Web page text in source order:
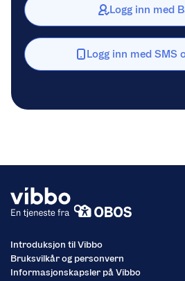
Logg inn med
Logg inn med SMS
Introduksjon til Vibbo
Bruksvilkår og personvern
Informasjonskapsler på Vibbo